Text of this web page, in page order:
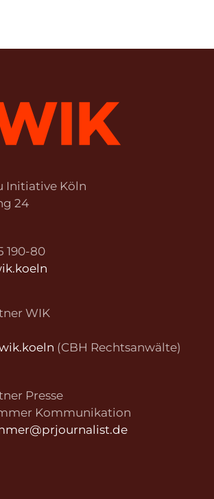
Initiative Köln
24
190-80
WIK
(CBH Rechtsanwälte)
Presse
Kommunikation